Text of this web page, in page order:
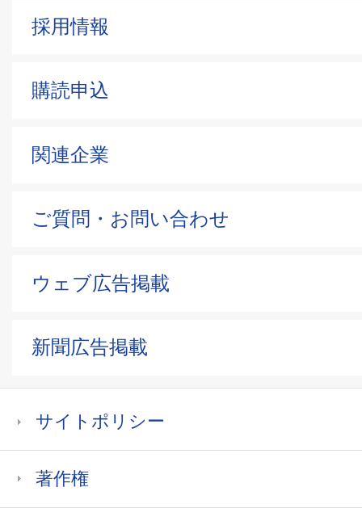
採用情報
購読申込
関連企業
ご質問・お問い合わせ
ウェブ広告掲載
新聞広告掲載
サイトポリシー
著作権